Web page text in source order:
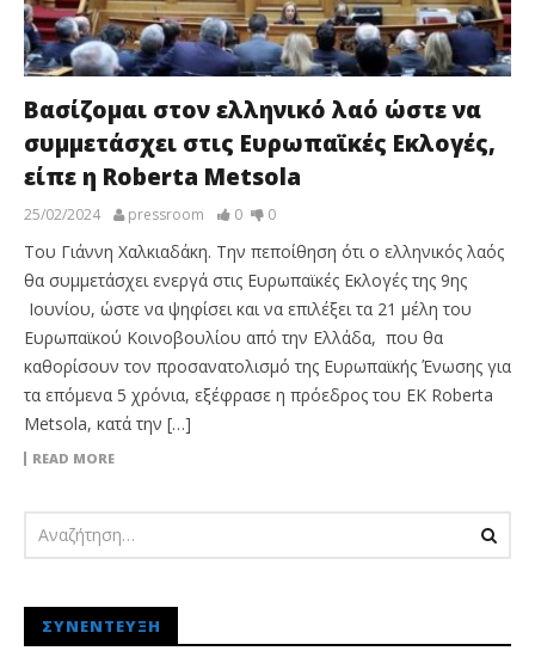
Βασίζομαι στον ελληνικό λαό ώστε να
συμμετάσχει στις Ευρωπαϊκές Εκλογές,
είπε η Roberta Metsola
25/02/2024 pressroom 0 0
Του Γιάννη Χαλκιαδάκη. Την πεποίθηση ότι ο ελληνικός λαός
θα συμμετάσχει ενεργά στις Ευρωπαϊκές Εκλογές της 9ης
Ιουνίου, ώστε να ψηφίσει και να επιλέξει τα 21 μέλη του
Ευρωπαϊκού Κοινοβουλίου από την Ελλάδα, που θα
καθορίσουν τον προσανατολισμό της Ευρωπαϊκής Ένωσης για
τα επόμενα 5 χρόνια, εξέφρασε η πρόεδρος του ΕΚ Roberta
Metsola, κατά την […]
READ MORE
ΣΥΝΈΝΤΕΥΞΗ